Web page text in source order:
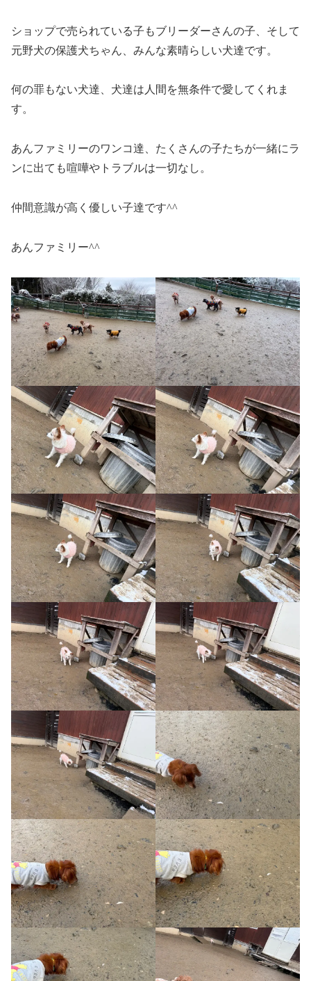
ショップで売られている子もブリーダーさんの子、そして
元野犬の保護犬ちゃん、みんな素晴らしい犬達です。
何の罪もない犬達、犬達は人間を無条件で愛してくれま
す。
あんファミリーのワンコ達、たくさんの子たちが一緒にラ
ンに出ても喧嘩やトラブルは一切なし。
仲間意識が高く優しい子達です^^
あんファミリー^^